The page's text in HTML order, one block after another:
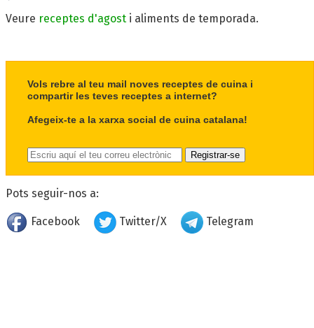
Veure receptes d'agost i aliments de temporada.
Vols rebre al teu mail noves receptes de cuina i
compartir les teves receptes a internet?
Afegeix-te a la xarxa social de cuina catalana!
Pots seguir-nos a:
Facebook Twitter/X Telegram